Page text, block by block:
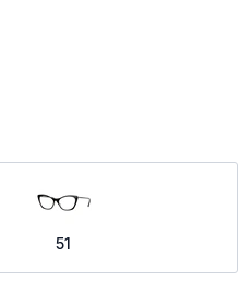
51